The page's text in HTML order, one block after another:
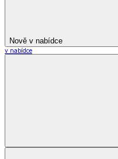
Nově v nabídce
v nabídce